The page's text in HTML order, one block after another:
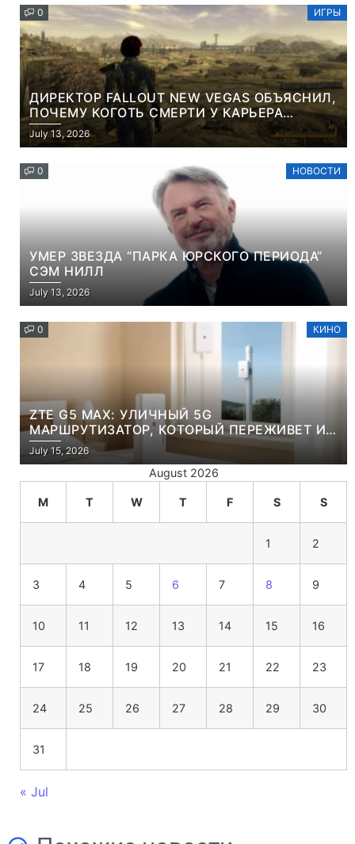
0 ИГРЫ
ДИРЕКТОР FALLOUT NEW VEGAS ОБЪЯСНИЛ,
ПОЧЕМУ КОГОТЬ СМЕРТИ У КАРЬЕРА
НАМЕРЕННО СНОСИТ ВАМ ГОЛОВУ
July 13, 2026
0 НОВОСТИ
УМЕР ЗВЕЗДА “ПАРКА ЮРСКОГО ПЕРИОДА”
СЭМ НИЛЛ
July 13, 2026
0 КИНО
ZTE G5 MAX: УЛИЧНЫЙ 5G
МАРШРУТИЗАТОР, КОТОРЫЙ ПЕРЕЖИВЕТ И
ЛЮТУЮ ЗИМУ, И ЖАРКОЕ ЛЕТО
July 15, 2026
August 2026
M T W T F S S
1 2
3 4 5 6 7 8 9
10 11 12 13 14 15 16
17 18 19 20 21 22 23
24 25 26 27 28 29 30
31
« Jul